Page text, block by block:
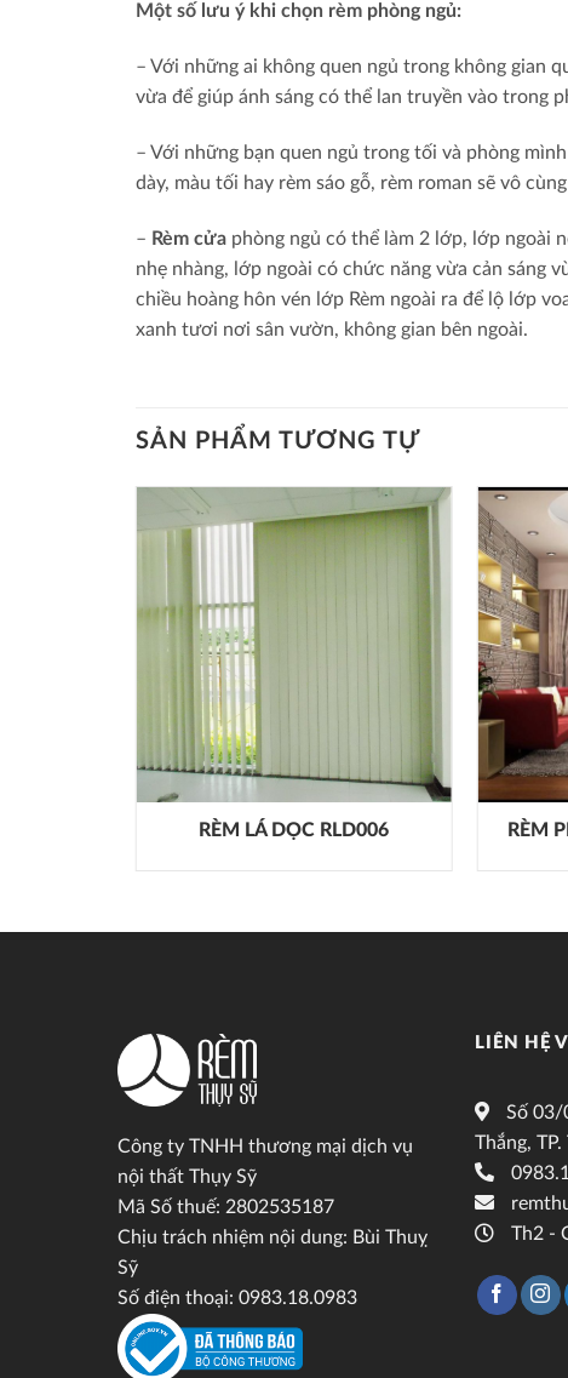
Một số lưu ý khi chọn rèm phòng ngủ:
– Với những ai không quen ngủ trong không gian
vừa để giúp ánh sáng có thể lan truyền vào trong
– Với những bạn quen ngủ trong tối và phòng
dày, màu tối hay rèm sáo gỗ, rèm roman sẽ vô
– Rèm cửa phòng ngủ có thể làm 2 lớp, lớp ngoài
nhẹ nhàng, lớp ngoài có chức năng vừa cản sáng
chiều hoàng hôn vén lớp Rèm ngoài ra để lộ lớp
xanh tươi nơi sân vườn, không gian bên ngoài.
SẢN PHẨM TƯƠNG TỰ
RÈM LÁ DỌC RLD006 RÈM
Công ty TNHH thương mại dịch vụ
nội thất Thụy Sỹ
Mã Số thuế: 2802535187
Chịu trách nhiệm nội dung: Bùi Thuỵ
Sỹ
Số điện thoại: 0983.18.0983
LIÊN HỆ
Số 03/
Thắng,
Th2 -